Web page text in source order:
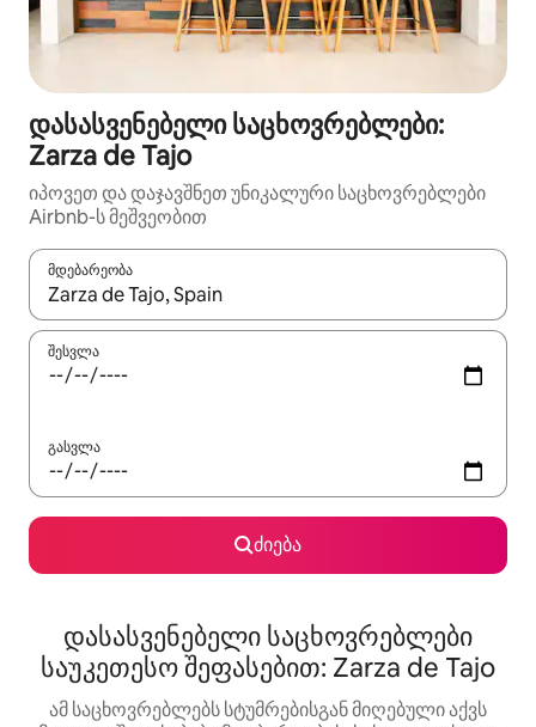
დასასვენებელი საცხოვრებლები:
Zarza de Tajo
იპოვეთ და დაჯავშნეთ უნიკალური საცხოვრებლები
Airbnb-ს მეშვეობით
მდებარეობა
როცა შედეგები ხელმისაწვდომი გახდება, ნავიგაციისთვის
შესვლა
გასვლა
ძიება
დასასვენებელი საცხოვრებლები
საუკეთესო შეფასებით: Zarza de Tajo
ამ საცხოვრებლებს სტუმრებისგან მიღებული აქვს